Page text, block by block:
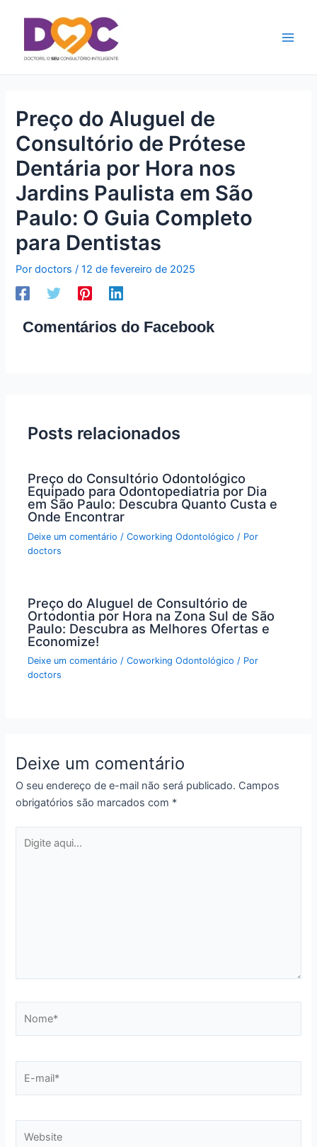
conteúdo
Preço do Aluguel de
Consultório de Prótese
Dentária por Hora nos
Jardins Paulista em São
Paulo: O Guia Completo
para Dentistas
Pordoctors/12 de fevereiro de 2025
Comentários do Facebook
Posts relacionados
Preço do Consultório Odontológico
Equipado para Odontopediatria por Dia
em São Paulo: Descubra Quanto Custa e
Onde Encontrar
Deixe um comentário /Coworking Odontológico / Por
doctors
Preço do Aluguel de Consultório de
Ortodontia por Hora na Zona Sul de São
Paulo: Descubra as Melhores Ofertas e
Economize!
Deixe um comentário /Coworking Odontológico / Por
doctors
Deixe um comentário
O seu endereço de e-mail não será publicado. Campos
obrigatórios são marcados com *
aqui...
mail*